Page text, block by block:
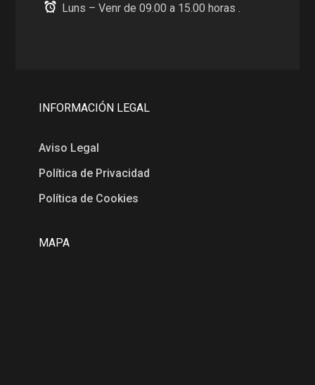
Luns – Venr de 09.00 a 15.00 horas .
INFORMACIÓN LEGAL
Aviso Legal
Política de Privacidad
Política de Cookies
MAPA